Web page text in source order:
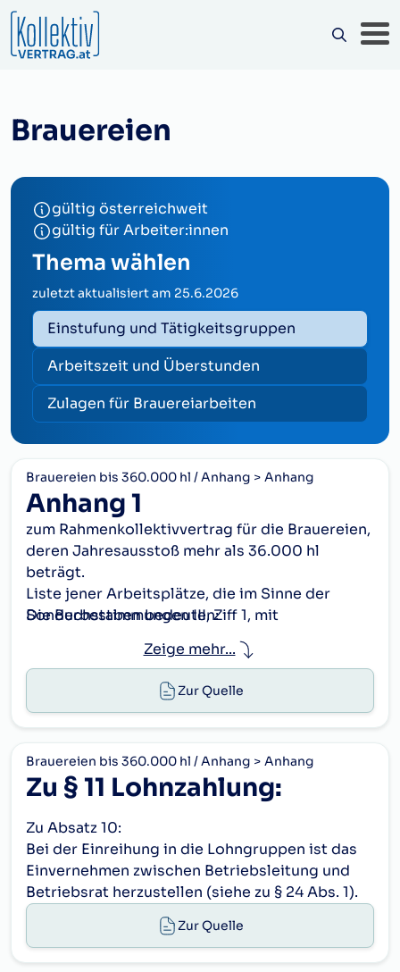
Brauereien
gültig österreichweit
gültig für Arbeiter:innen
Thema wählen
zuletzt aktualisiert am 25.6.2026
Einstufung und Tätigkeitsgruppen
Arbeitszeit und Überstunden
Zulagen für Brauereiarbeiten
Brauereien bis 360.000 hl / Anhang Anhang
Anhang 1
zum Rahmenkollektivvertrag für die Brauereien,
deren Jahresausstoß mehr als 36.000 hl
beträgt.
Liste jener Arbeitsplätze, die im Sinne der
Sonderbestimmungen III, Ziff 1, mit
Arbeitnehmern einer bestimmten Qualifikation
zu besetzen sind.
Gültig ab 1.9.1980
Die Buchstaben bedeuten:
FacharbeiterIn
Angelernte
ArbeitnehmerIn
B:
Angelernte
Gruppe B
C:
Angelernte
ArbeitnehmerIn
Gruppe C
Arbeitsplatz
des/r
Arbeiters/in
heizen
Zeige mehr...
Zur Quelle
Brauereien bis 360.000 hl / Anhang Anhang
Zu § 11 Lohnzahlung:
Zu Absatz 10:
Bei der Einreihung in die Lohngruppen ist das
Einvernehmen zwischen Betriebsleitung und
Betriebsrat herzustellen (siehe zu § 24 Abs. 1).
Zur Quelle